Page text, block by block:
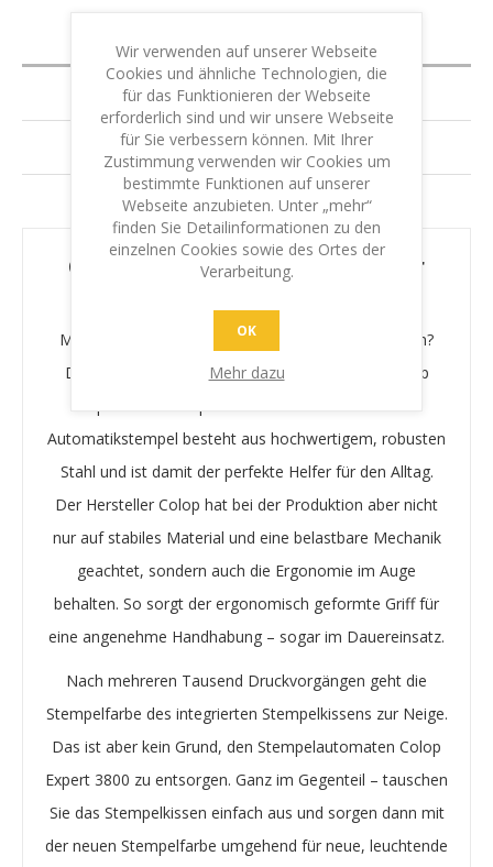
SPEZIFIZIERUNG
GARANTIE & LEISTUNG
IHR SCHUTZ - IHRE SICHERHEIT
Colop Expert 3800 – nützlicher
Möchten Sie Ihre Stempelaufgaben im Nu erledigen?
Dann haben Sie mit dem Selbstfärbestempel Colop
Automatikstempel besteht aus hochwertigem, robusten
Stahl und ist damit der perfekte Helfer für den Alltag.
Der Hersteller Colop hat bei der Produktion aber nicht
nur auf stabiles Material und eine belastbare Mechanik
geachtet, sondern auch die Ergonomie im Auge
behalten. So sorgt der ergonomisch geformte Griff für
eine angenehme Handhabung – sogar im Dauereinsatz.
Nach mehreren Tausend Druckvorgängen geht die
Stempelfarbe des integrierten Stempelkissens zur Neige.
Das ist aber kein Grund, den Stempelautomaten Colop
Expert 3800 zu entsorgen. Ganz im Gegenteil – tauschen
Sie das Stempelkissen einfach aus und sorgen dann mit
der neuen Stempelfarbe umgehend für neue, leuchtende
Wir verwenden auf unserer Webseite
Cookies und ähnliche Technologien, die
für das Funktionieren der Webseite
erforderlich sind und wir unsere Webseite
für Sie verbessern können. Mit Ihrer
Zustimmung verwenden wir Cookies um
bestimmte Funktionen auf unserer
Webseite anzubieten. Unter „mehr“
finden Sie Detailinformationen zu den
einzelnen Cookies sowie des Ortes der
Verarbeitung.
OK
Mehr dazu